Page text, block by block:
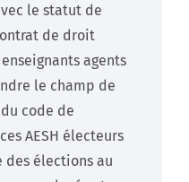
le statut de
de droit
agents
le champ de
du code de
AESH électeurs
élections au